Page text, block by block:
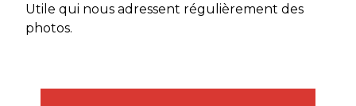
Utile qui nous adressent régulièrement des
photos.